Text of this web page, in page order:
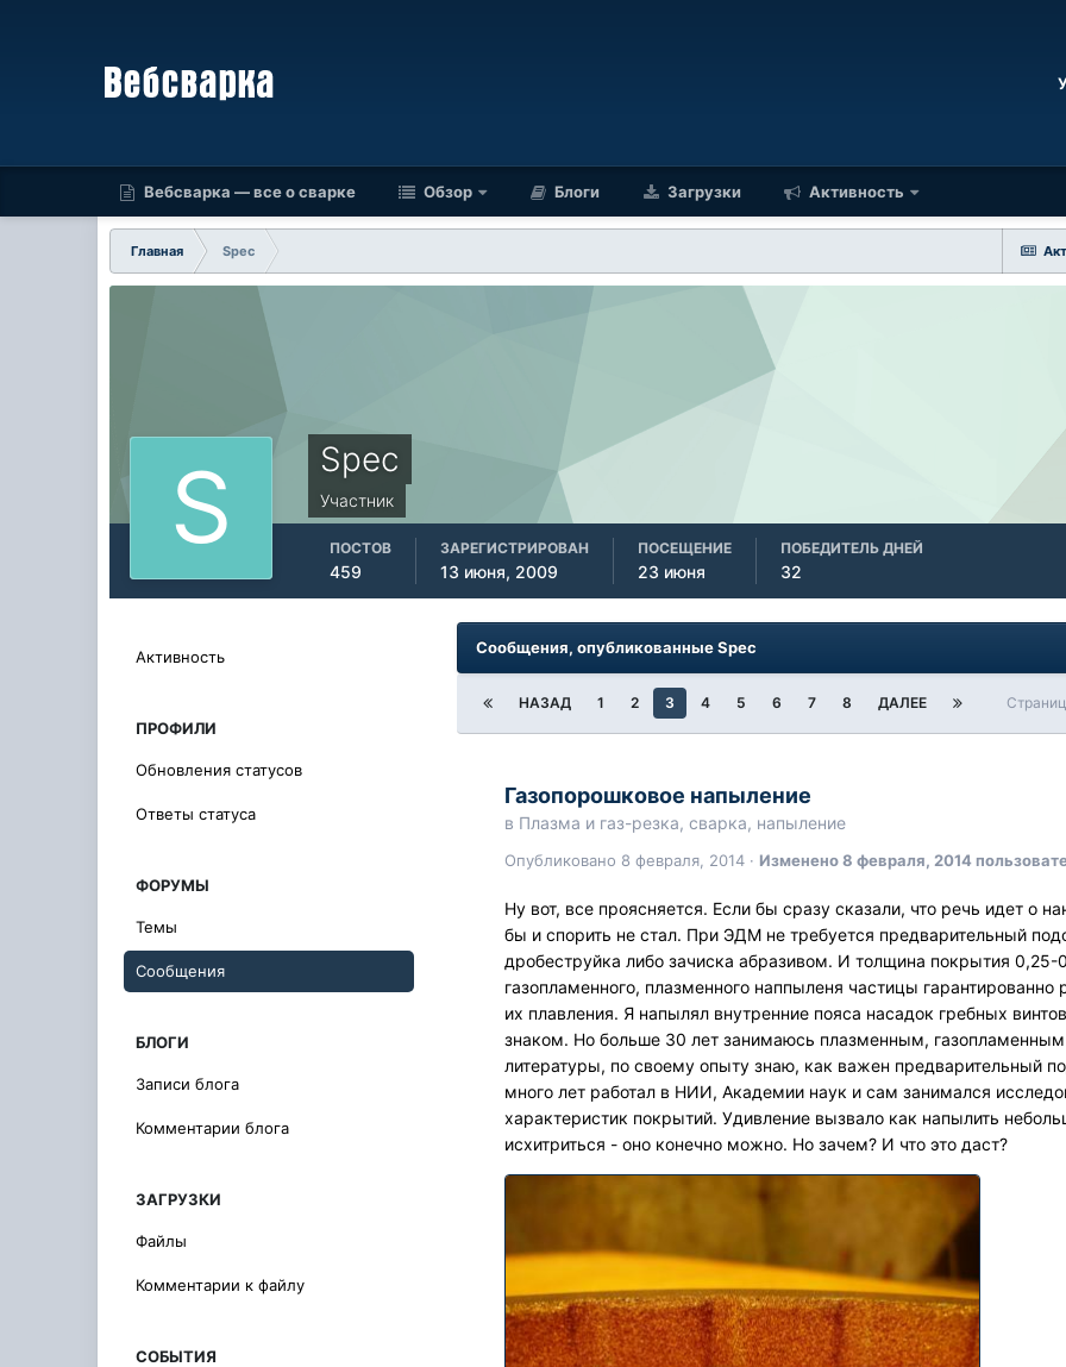
Вебсварка — все о сварке Обзор Блоги Загрузки Активность
Главная
Spec
Spec
Участник
ПОСТОВ
459
ЗАРЕГИСТРИРОВАН
13 июня, 2009
ПОСЕЩЕНИЕ
23 июня
ПОБЕДИТЕЛЬ ДНЕЙ
32
Активность
ПРОФИЛИ
Обновления статусов
Ответы статуса
ФОРУМЫ
Темы
Сообщения
БЛОГИ
Записи блога
Комментарии блога
ЗАГРУЗКИ
Файлы
Комментарии к файлу
СОБЫТИЯ
Сообщения, опубликованные Spec
НАЗАД 1 2 3 4 5 6 7 8 ДАЛЕЕ
Газопорошковое напыление
в Плазма и газ-резка, сварка, напыление
Опубликовано 8 февраля, 2014 · Изменено8 февраля, 2014
Ну вот, все проясняется. Если бы сразу сказали, что речь идет о
бы и спорить не стал. При ЭДМ не требуется предварительный
дробеструйка либо зачиска абразивом. И толщина покрытия
газопламенного, плазменного наппыленя частицы
их плавления. Я напылял внутренние пояса насадок гребных
знаком. Но больше 30 лет занимаюсь плазменным,
литературы, по своему опыту знаю, как важен предварительный
много лет работал в НИИ, Академии наук и сам занимался
характеристик покрытий. Удивление вызвало как напылить
исхитриться - оно конечно можно. Но зачем? И что это даст?